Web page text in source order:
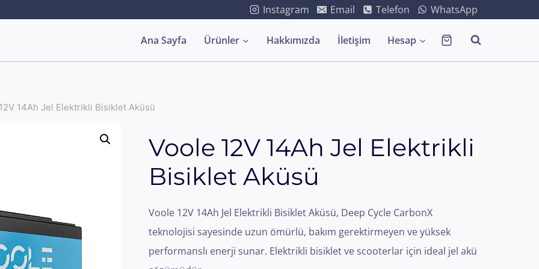
Instagram Email Telefon WhatsApp
Ana Sayfa Ürünler Hakkımızda İletişim Hesap
14Ah Jel Elektrikli Bisiklet Aküsü
Voole 12V 14Ah Jel Elektrikli
Bisiklet Aküsü
Voole 12V 14Ah Jel Elektrikli Bisiklet Aküsü, Deep Cycle CarbonX
teknolojisi sayesinde uzun ömürlü, bakım gerektirmeyen ve yüksek
performanslı enerji sunar. Elektrikli bisiklet ve scooterlar için ideal jel akü